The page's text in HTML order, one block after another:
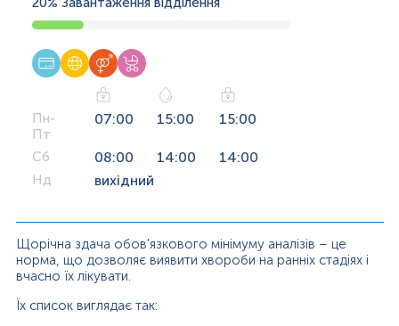
Пн-
Пт
07:00 15:00 15:00
Сб 08:00 14:00 14:00
Нд вихідний
Щорічна здача обов'язкового мінімуму аналізів – це
норма, що дозволяє виявити хвороби на ранніх стадіях і
вчасно їх лікувати.
Їх список виглядає так: